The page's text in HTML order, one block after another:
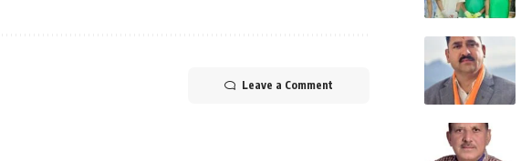
Leave a Comment